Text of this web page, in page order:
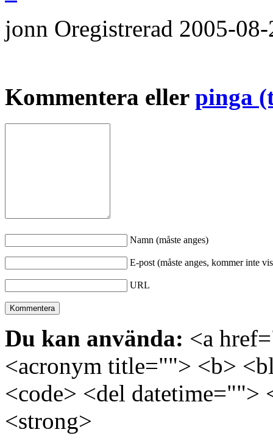
jonn Oregistrerad 2005-
Kommentera eller pinga
Namn (måste anges)
E-post (måste anges, kommer inte
URL
Du kan använda: <a
<acronym title=""> <b>
<code> <del
<strong>